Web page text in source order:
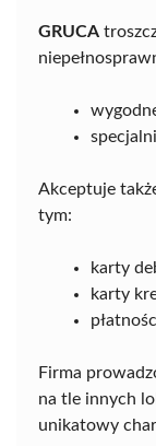
GRUCA
Akceptuje
tym:
karty
karty
Firma
na tle innych
unikatowy